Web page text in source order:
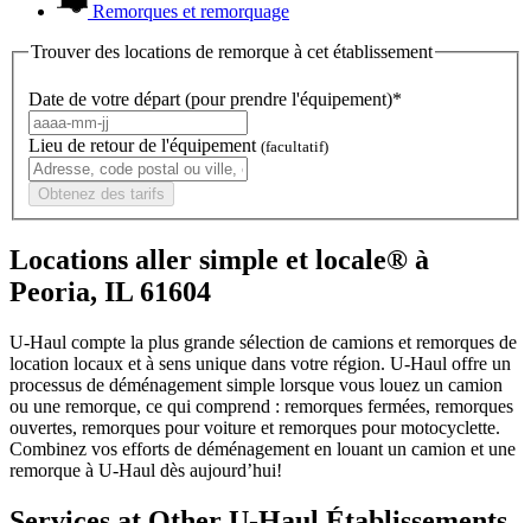
Remorques et remorquage
Trouver des locations de remorque à cet établissement
Date de votre départ (pour prendre l'équipement)*
Lieu de retour de l'équipement (facultatif)
Obtenez des tarifs
Locations aller simple et locale® à
Peoria, IL 61604
U-Haul compte la plus grande sélection de camions et remorques de
location locaux et à sens unique dans votre région. U-Haul offre un
processus de déménagement simple lorsque vous louez un camion
ou une remorque, ce qui comprend : remorques fermées, remorques
ouvertes, remorques pour voiture et remorques pour motocyclette.
Combinez vos efforts de déménagement en louant un camion et une
remorque à U-Haul dès aujourd’hui!